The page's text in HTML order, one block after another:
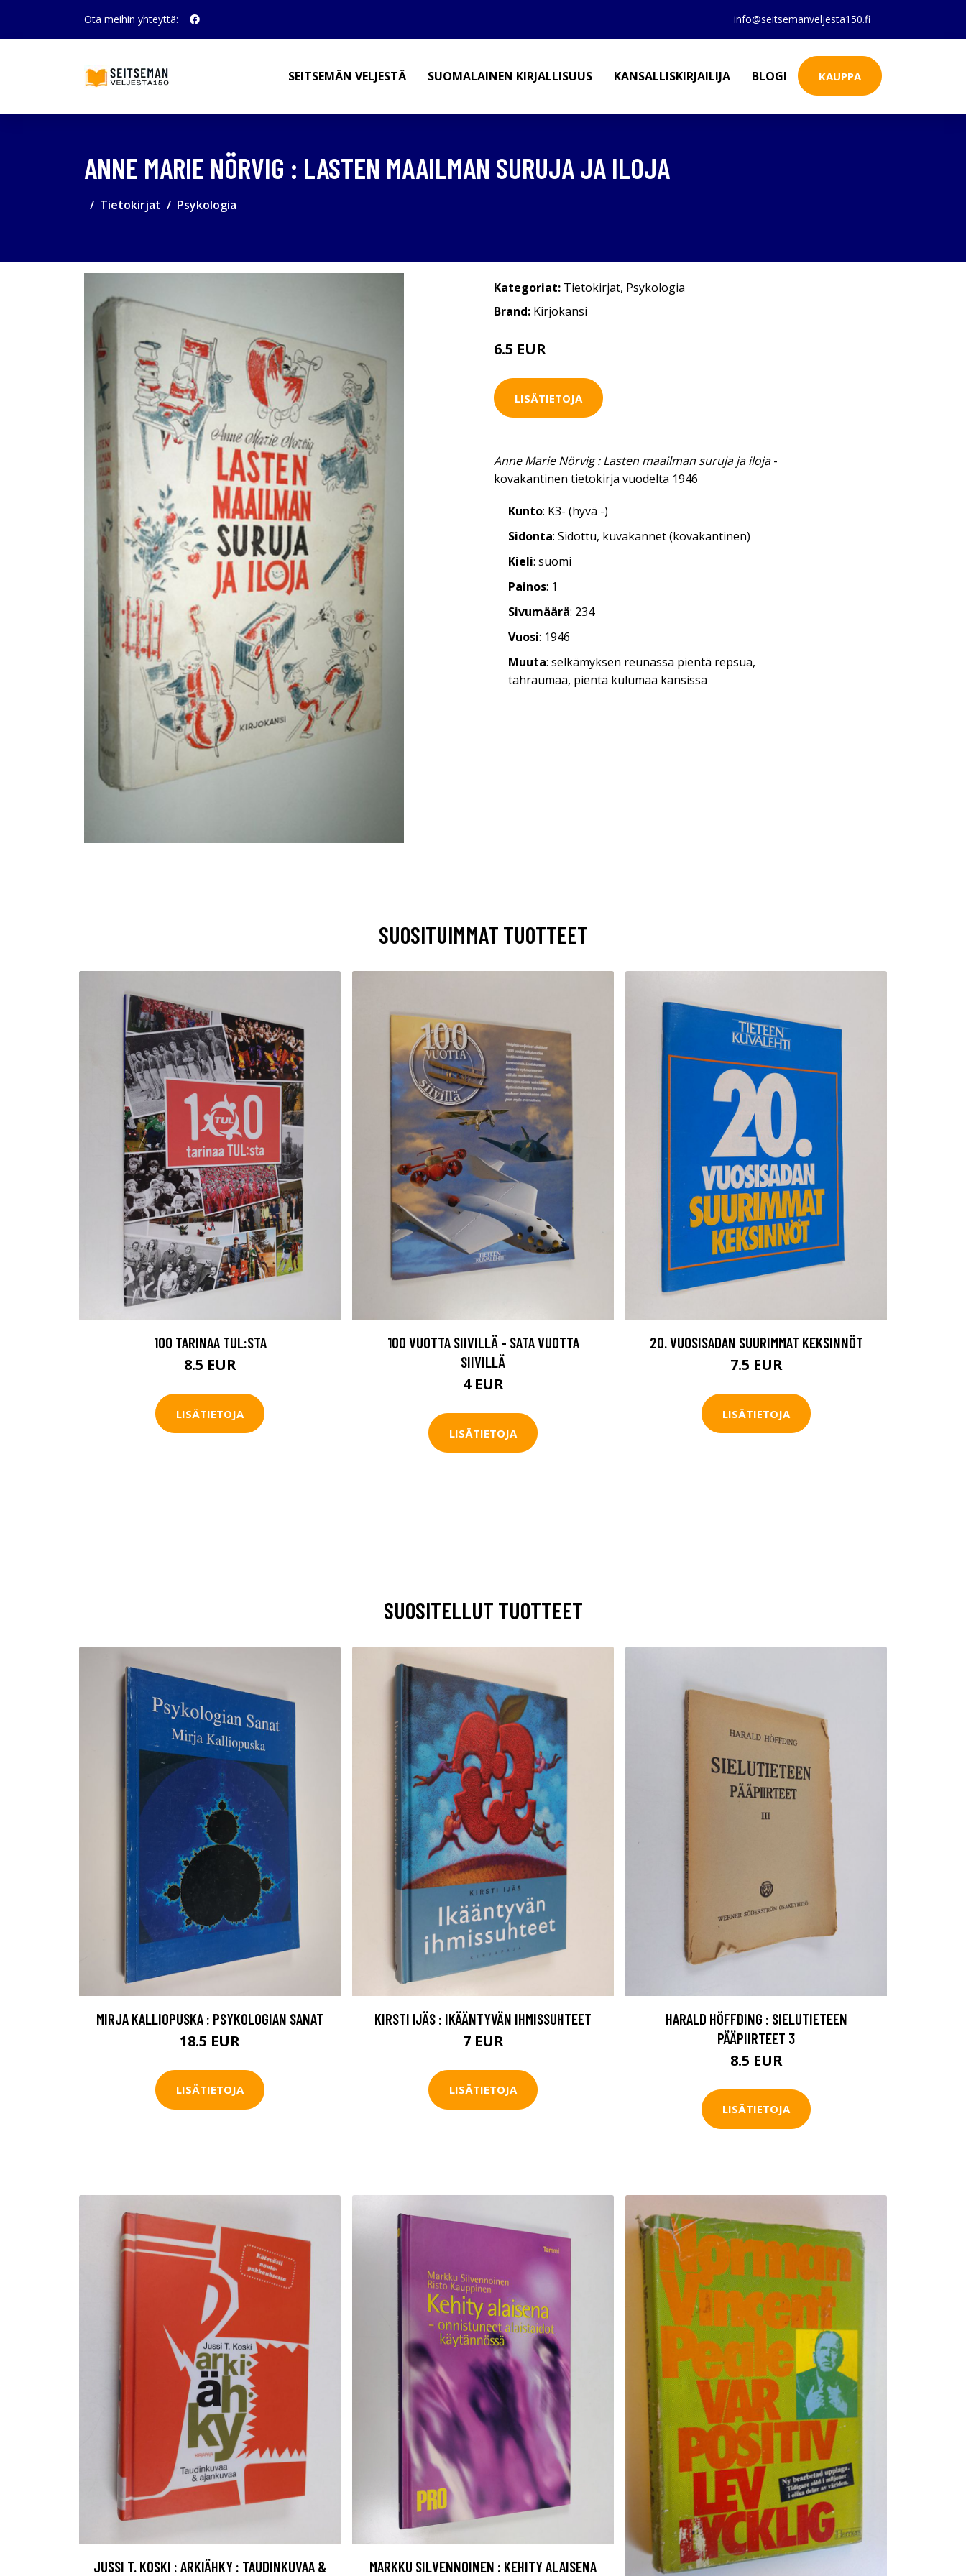
Ota meihin yhteyttä: info@seitsemanveljesta150.fi
SEITSEMÄN VELJESTÄ SUOMALAINEN KIRJALLISUUS KANSALLISKIRJAILIJA BLOGI KAUPPA
ANNE MARIE NÖRVIG : LASTEN MAAILMAN SURUJA JA ILOJA
Tietokirjat Psykologia
Kategoriat: Tietokirjat, Psykologia
Brand: Kirjokansi
6.5 EUR
LISÄTIETOJA
Anne Marie Nörvig : Lasten maailman suruja ja iloja-
kovakantinen tietokirja vuodelta 1946
Kunto: K3- (hyvä -)
Sidonta: Sidottu, kuvakannet (kovakantinen)
Kieli: suomi
Painos: 1
Sivumäärä: 234
Vuosi: 1946
Muuta: selkämyksen reunassa pientä repsua,
tahraumaa, pientä kulumaa kansissa
SUOSITUIMMAT TUOTTEET
100 TARINAA TUL:STA
8.5 EUR
LISÄTIETOJA
100 VUOTTA SIIVILLÄ - SATA VUOTTA
SIIVILLÄ
4 EUR
LISÄTIETOJA
20. VUOSISADAN SUURIMMAT KEKSINNÖT
7.5 EUR
LISÄTIETOJA
SUOSITELLUT TUOTTEET
MIRJA KALLIOPUSKA : PSYKOLOGIAN SANAT
18.5 EUR
LISÄTIETOJA
KIRSTI IJÄS : IKÄÄNTYVÄN IHMISSUHTEET
7 EUR
LISÄTIETOJA
HARALD HÖFFDING : SIELUTIETEEN
PÄÄPIIRTEET 3
8.5 EUR
LISÄTIETOJA
JUSSI T. KOSKI : ARKIÄHKY : TAUDINKUVAA & MARKKU SILVENNOINEN : KEHITY ALAISENA